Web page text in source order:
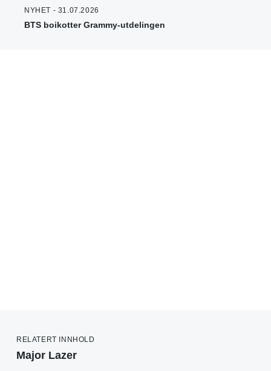
NYHET - 31.07.2026
BTS boikotter Grammy-utdelingen
RELATERT INNHOLD
Major Lazer